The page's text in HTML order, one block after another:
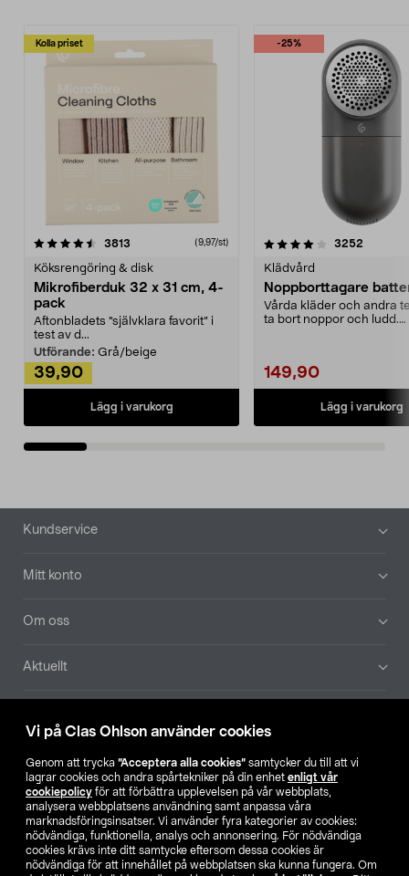
Vi på Clas Ohlson använder cookies
Genom att trycka ”Acceptera alla cookies” samtycker du till att vi
lagrar cookies och andra spårtekniker på din enhet enligt vår
cookiepolicy för att förbättra upplevelsen på vår webbplats,
analysera webbplatsens användning samt anpassa våra
marknadsföringsinsatser. Vi använder fyra kategorier av cookies:
nödvändiga, funktionella, analys och annonsering. För nödvändiga
cookies krävs inte ditt samtycke eftersom dessa cookies är
nödvändiga för att innehållet på webbplatsen ska kunna fungera. Om
Kolla priset
3813 (9,97/st)
Köksrengöring & disk
Mikrofiberduk 32 x 31 cm, 4-
pack
Aftonbladets "självklara favorit” i
test av d...
Utförande: Grå/beige
39,90
Lägg i varukorg
-25%
4.0av 5 stjärnor 3252
Klädvård
Noppborttagare
Vårda kläder och andra
ta bort noppor och ludd.
149,90
Lägg i varukorg
4.5av 5 stjärnor
Sidfot
Kundservice
Mitt konto
Om oss
Aktuellt
Hitta butik
SE NO FI